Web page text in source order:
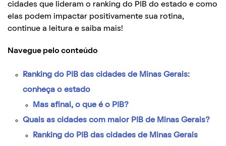
cidades que lideram o ranking do PIB do estado e como
elas podem impactar positivamente sua rotina,
continue a leitura e saiba mais!
Navegue pelo conteúdo
Ranking do PIB das cidades de Minas Gerais:
conheça o estado
Mas afinal, o que é o PIB?
Quais as cidades com maior PIB de Minas Gerais?
Ranking do PIB das cidades de Minas Gerais